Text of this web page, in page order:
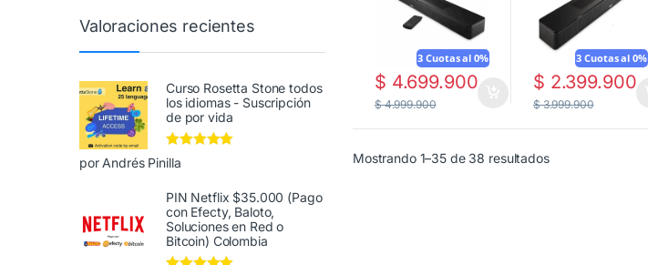
3 Cuotas al 0%
$ 4.699.900
$4.999.900
3 Cuotas al 0%
$ 2.399.900
$3.999.900
Mostrando 1–35 de 38 resultados
Valoraciones recientes
Curso Rosetta Stone todos
los idiomas - Suscripción
de por vida
Valorado en
de 5
por Andrés Pinilla
PIN Netflix $35.000 (Pago
con Efecty, Baloto,
Soluciones en Red o
Bitcoin) Colombia